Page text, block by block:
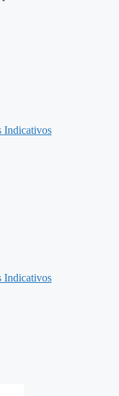
Indicativos
Indicativos